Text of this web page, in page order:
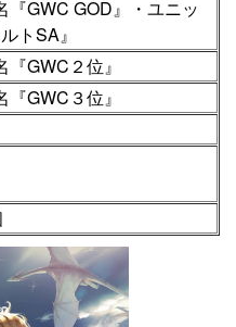
『GWC GOD』・ユニッ
トSA』
GWC２位』
GWC３位』